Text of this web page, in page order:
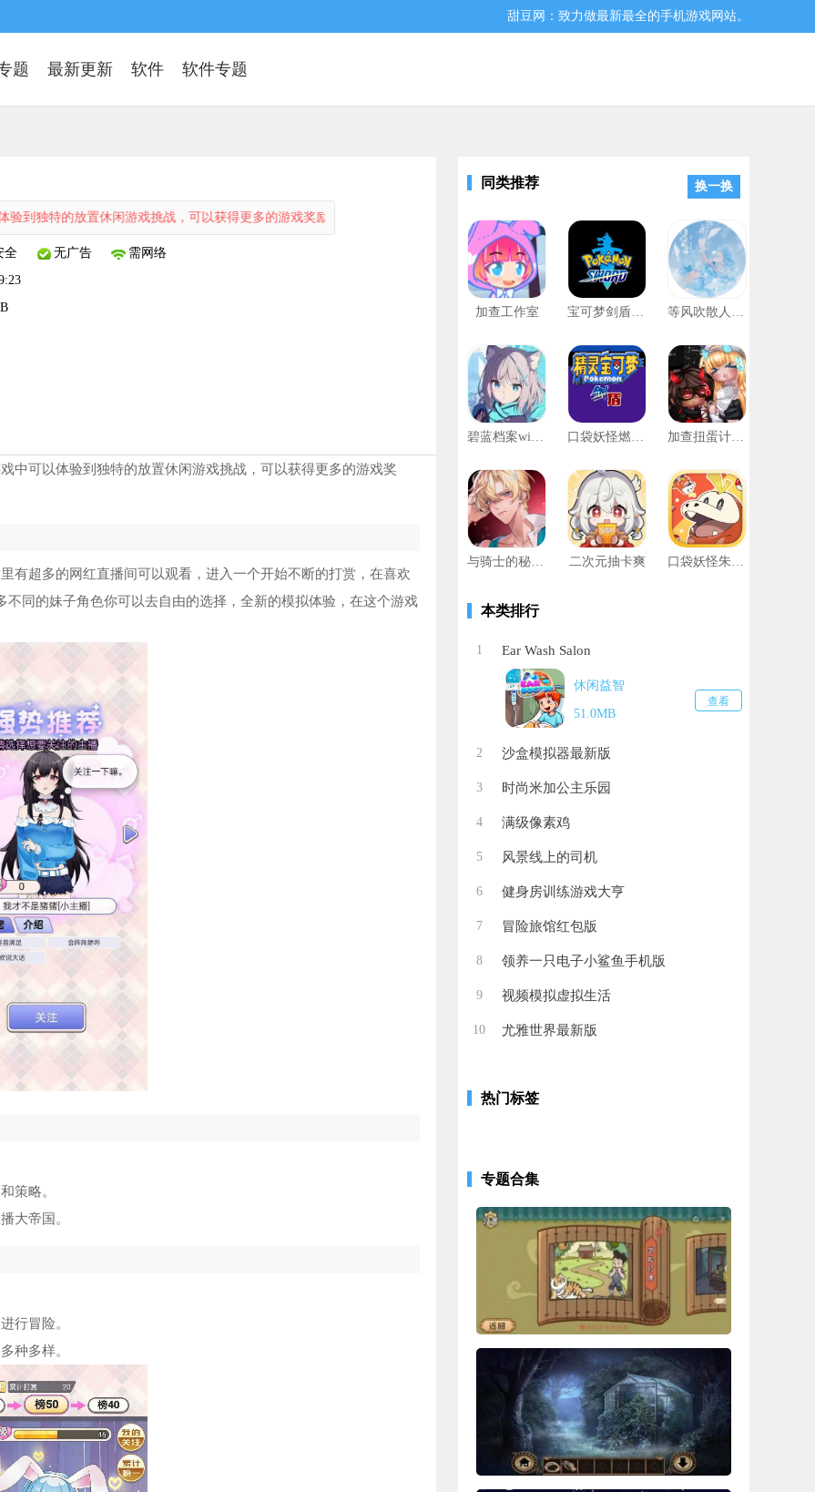
甜豆网：致力做最新最全的手机游戏网站。
题 最新更新 软件 软件专题
放置休闲游戏挑战，可以获得更多的游戏奖励，玩法创意性十足，喜欢的朋友们快来下载吧！
全 无广告
需网络
中可以体验到独特的放置休闲游戏挑战，可以获得更多的游戏奖
有超多的网红直播间可以观看，进入一个开始不断的打赏，在喜欢
同的妹子角色你可以去自由的选择，全新的模拟体验，在这个游戏
策略。
大帝国。
行冒险。
种多样。
同类推荐 换一换
加查工作室 宝可梦剑盾模拟器中文破解版 等风吹散人海橙光破解版
碧蓝档案wiki国际服 口袋妖怪燃之智3.4汉化版 加查扭蛋计划破解版无限钻石
与骑士的秘密之吻游戏手机版 二次元抽卡爽 口袋妖怪朱紫gba改版
本类排行
1 Ear Wash Salon
休闲益智
51.0MB
查看
2 沙盒模拟器最新版
3 时尚米加公主乐园
4 满级像素鸡
5 风景线上的司机
6 健身房训练游戏大亨
7 冒险旅馆红包版
8 领养一只电子小鲨鱼手机版
9 视频模拟虚拟生活
10 尤雅世界最新版
热门标签
专题合集